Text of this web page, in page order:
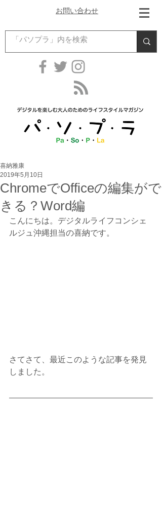
お問い合わせ
ChromeでOfficeの編集がで
きる？Word編
喜納雅康
2019年5月10日
こんにちは。デジタルライフコンシェ
ルジュ沖縄担当の喜納です。
さてさて、最近このような記事を発見
しました。